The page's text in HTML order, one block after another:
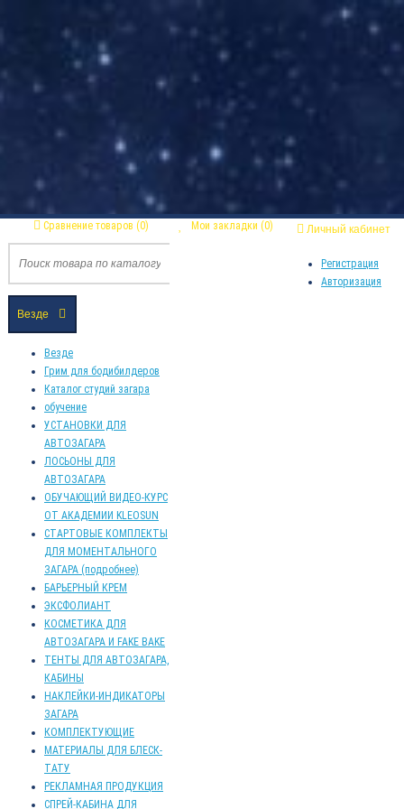
Личный кабинет
Регистрация
Авторизация
Мои закладки (0)
Сравнение товаров (0)
Везде
Везде
Грим для бодибилдеров
Каталог студий загара
обучение
УСТАНОВКИ ДЛЯ
АВТОЗАГАРА
ЛОСЬОНЫ ДЛЯ
АВТОЗАГАРА
ОБУЧАЮЩИЙ ВИДЕО-КУРС
ОТ АКАДЕМИИ KLEOSUN
СТАРТОВЫЕ КОМПЛЕКТЫ
ДЛЯ МОМЕНТАЛЬНОГО
ЗАГАРА (подробнее)
БАРЬЕРНЫЙ КРЕМ
ЭКСФОЛИАНТ
КОСМЕТИКА ДЛЯ
АВТОЗАГАРА И FAKE BAKE
ТЕНТЫ ДЛЯ АВТОЗАГАРА,
КАБИНЫ
НАКЛЕЙКИ-ИНДИКАТОРЫ
ЗАГАРА
КОМПЛЕКТУЮЩИЕ
МАТЕРИАЛЫ ДЛЯ БЛЕСК-
ТАТУ
РЕКЛАМНАЯ ПРОДУКЦИЯ
СПРЕЙ-КАБИНА ДЛЯ